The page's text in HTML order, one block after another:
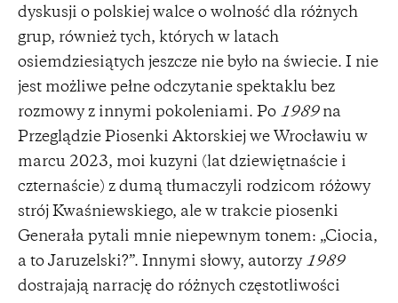
dyskusji o polskiej walce o wolność dla różnych
grup, również tych, których w latach
osiemdziesiątych jeszcze nie było na świecie. I nie
jest możliwe pełne odczytanie spektaklu bez
rozmowy z innymi pokoleniami. Po 1989na
Przeglądzie Piosenki Aktorskiej we Wrocławiu w
marcu 2023, moi kuzyni (lat dziewiętnaście i
czternaście) z dumą tłumaczyli rodzicom różowy
strój Kwaśniewskiego, ale w trakcie piosenki
Generała pytali mnie niepewnym tonem: „Ciocia,
a to Jaruzelski?”. Innymi słowy, autorzy 1989
dostrajają narrację do różnych częstotliwości